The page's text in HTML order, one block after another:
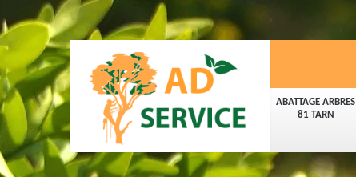
ABATTAGE ARBRES
81 TARN